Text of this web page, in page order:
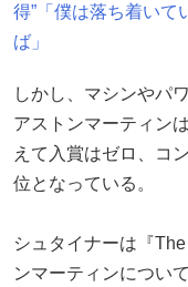
得”「僕は落ち着いて
ば」
しかし、マシンやパ
アストンマーティン
えて入賞はゼロ、コ
位となっている。
シュタイナーは『
ンマーティンについ